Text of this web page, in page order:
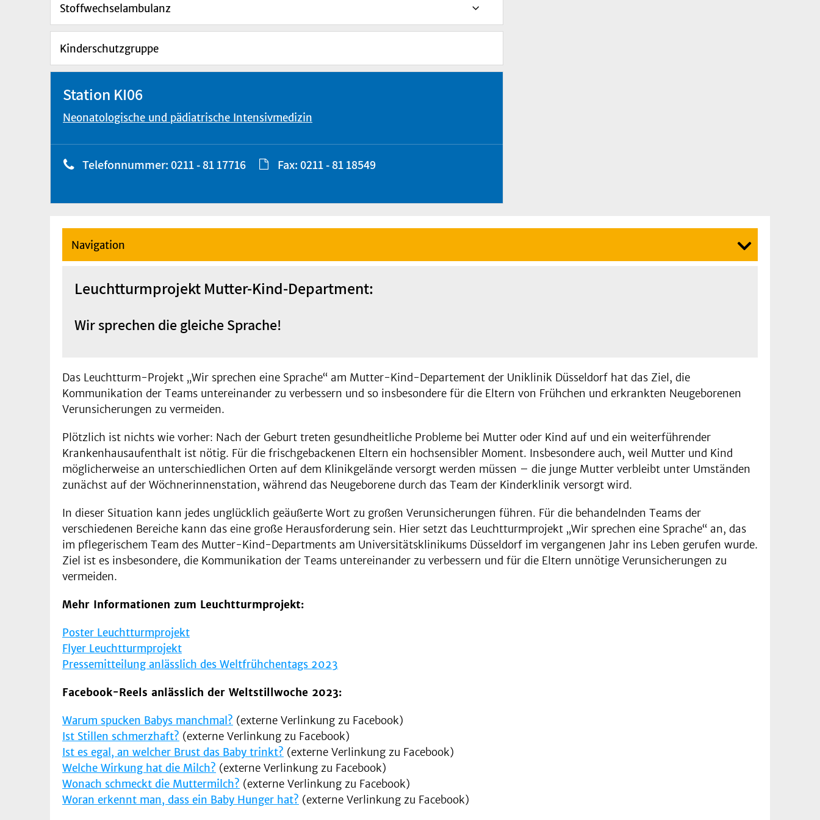
Stoffwechselambulanz
Kinderschutzgruppe
Station KI06
Neonatologische und pädiatrische Intensivmedizin
Telefonnummer: 0211 - 81 17716 Fax: 0211 - 81 18549
Navigation
Leuchtturmprojekt Mutter-Kind-Department:
Wir sprechen die gleiche Sprache!
Das Leuchtturm-Projekt „Wir sprechen eine Sprache“ am Mutter-Kind-Departement der Uniklinik Düsseldorf hat das Ziel, die
Kommunikation der Teams untereinander zu verbessern und so insbesondere für die Eltern von Frühchen und erkrankten Neugeborenen
Verunsicherungen zu vermeiden.
Plötzlich ist nichts wie vorher: Nach der Geburt treten gesundheitliche Probleme bei Mutter oder Kind auf und ein weiterführender
Krankenhausaufenthalt ist nötig. Für die frischgebackenen Eltern ein hochsensibler Moment. Insbesondere auch, weil Mutter und Kind
möglicherweise an unterschiedlichen Orten auf dem Klinikgelände versorgt werden müssen – die junge Mutter verbleibt unter Umständen
zunächst auf der Wöchnerinnenstation, während das Neugeborene durch das Team der Kinderklinik versorgt wird.
In dieser Situation kann jedes unglücklich geäußerte Wort zu großen Verunsicherungen führen. Für die behandelnden Teams der
verschiedenen Bereiche kann das eine große Herausforderung sein. Hier setzt das Leuchtturmprojekt „Wir sprechen eine Sprache“ an, das
im pflegerischem Team des Mutter-Kind-Departments am Universitätsklinikums Düsseldorf im vergangenen Jahr ins Leben gerufen wurde.
Ziel ist es insbesondere, die Kommunikation der Teams untereinander zu verbessern und für die Eltern unnötige Verunsicherungen zu
vermeiden.
Mehr Informationen zum Leuchtturmprojekt:
Poster Leuchtturmprojekt
Flyer Leuchtturmprojekt
Pressemitteilung anlässlich des Weltfrühchentags 2023
Facebook-Reels anlässlich der Weltstillwoche 2023:
Warum spucken Babys manchmal? (externe Verlinkung zu Facebook)
Ist Stillen schmerzhaft? (externe Verlinkung zu Facebook)
Ist es egal, an welcher Brust das Baby trinkt? (externe Verlinkung zu Facebook)
Welche Wirkung hat die Milch? (externe Verlinkung zu Facebook)
Wonach schmeckt die Muttermilch? (externe Verlinkung zu Facebook)
Woran erkennt man, dass ein Baby Hunger hat? (externe Verlinkung zu Facebook)